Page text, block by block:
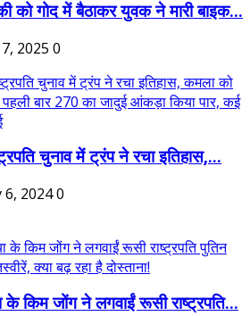
को गोद में बैठाकर युवक ने मारी बाइक...
2025 0
चुनाव में ट्रंप ने रचा इतिहास,...
6, 20240
के किम जोंग ने लगवाईं रूसी राष्ट्रपति...